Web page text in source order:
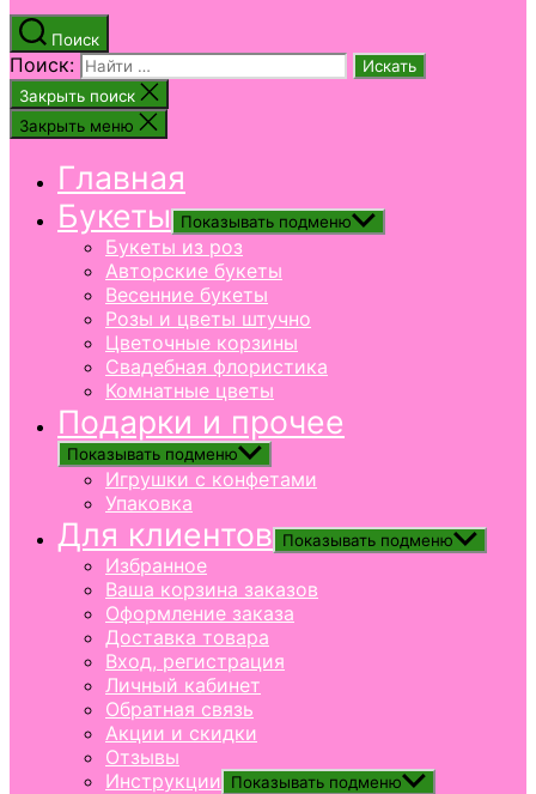
Поиск
Поиск:
Закрыть поиск
Закрыть меню
Главная
Букеты
Показывать подменю
Букеты из роз
Авторские букеты
Весенние букеты
Розы и цветы штучно
Цветочные корзины
Свадебная флористика
Комнатные цветы
Подарки и прочее
Показывать подменю
Игрушки с конфетами
Упаковка
Для клиентов Показывать подменю
Избранное
Ваша корзина заказов
Оформление заказа
Доставка товара
Вход, регистрация
Личный кабинет
Обратная связь
Акции и скидки
Отзывы
Инструкции
Показывать подменю